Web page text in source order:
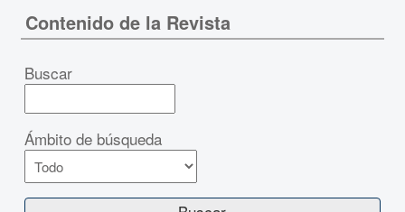
Contenido de la Revista
Buscar
Ámbito de búsqueda